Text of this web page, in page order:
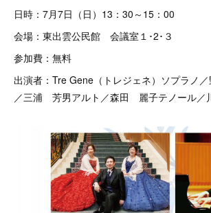
日時：7月7日（日）13：30～15：00
会場：東出雲公民館 会議室１･2･３
参加費：無料
出演者：Tre Gene（トレジェネ）ソプラノ
／三浦 芳男アルト／森田 麗子テノール